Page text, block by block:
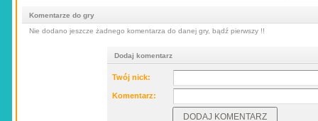
Komentarze do gry
Nie dodano jeszcze żadnego komentarza do danej gry, bądź pierwszy !!
Dodaj komentarz
Twój nick:
Komentarz: